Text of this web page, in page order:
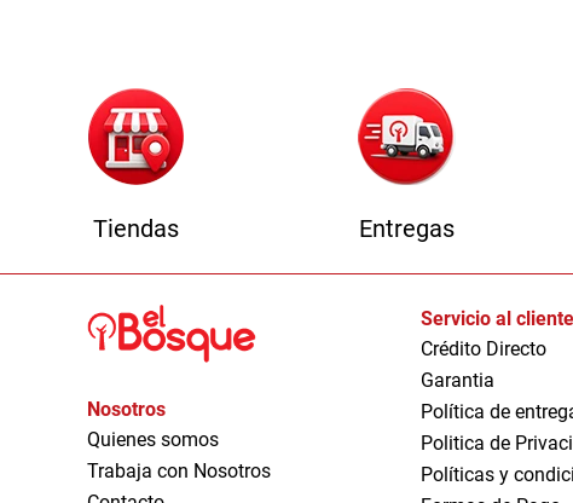
Tiendas Entregas
Nosotros
Quienes somos
Trabaja con Nosotros
Servicio al cliente
Crédito Directo
Garantia
Política de
Politica de
Políticas y